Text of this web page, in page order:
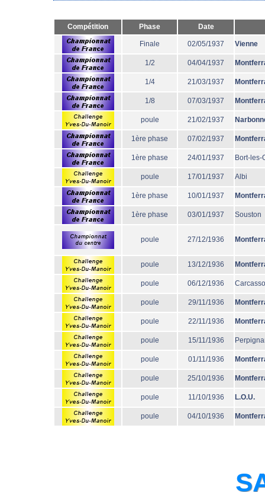
Compétition Phase Date
Finale 02/05/1937 Vienne
1/2 04/04/1937
1/4 21/03/1937
1/8 07/03/1937
poule 21/02/1937
1ère phase 07/02/1937
1ère phase 24/01/1937 Bort-les-
poule 17/01/1937 Albi
1ère phase 10/01/1937
1ère phase 03/01/1937 Souston
poule 27/12/1936
poule 13/12/1936
poule 06/12/1936
poule 29/11/1936
poule 22/11/1936
poule 15/11/1936
poule 01/11/1936
poule 25/10/1936
poule 11/10/1936 L.O.U.
poule 04/10/1936